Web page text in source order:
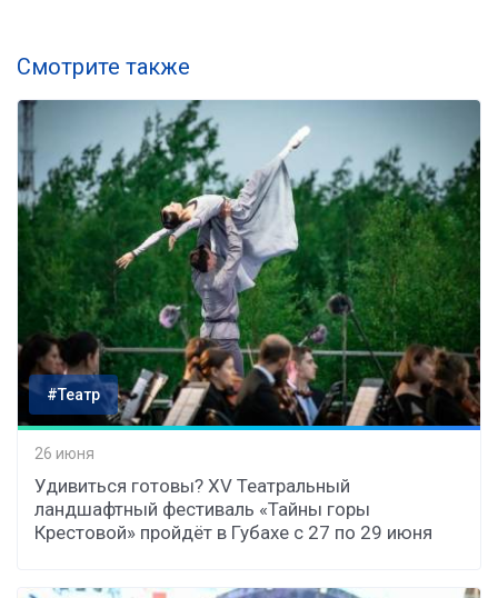
Смотрите также
#Театр
26 июня
Удивиться готовы? XV Театральный
ландшафтный фестиваль «Тайны горы
Крестовой» пройдёт в Губахе с 27 по 29 июня